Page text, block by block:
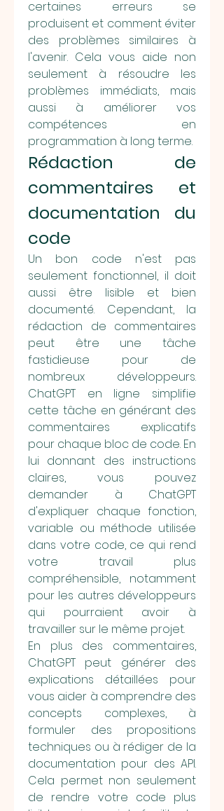
certaines erreurs se
produisent et comment éviter
des problèmes similaires à
l'avenir. Cela vous aide non
seulement à résoudre les
problèmes immédiats, mais
aussi à améliorer vos
compétences en
programmation à long terme.
Rédaction de
commentaires et
documentation du
code
Un bon code n'est pas
seulement fonctionnel, il doit
aussi être lisible et bien
documenté. Cependant, la
rédaction de commentaires
peut être une tâche
fastidieuse pour de
nombreux développeurs.
ChatGPT en ligne simplifie
cette tâche en générant des
commentaires explicatifs
pour chaque bloc de code. En
lui donnant des instructions
claires, vous pouvez
demander à ChatGPT
d'expliquer chaque fonction,
variable ou méthode utilisée
dans votre code, ce qui rend
votre travail plus
compréhensible, notamment
pour les autres développeurs
qui pourraient avoir à
travailler sur le même projet.
En plus des commentaires,
ChatGPT peut générer des
explications détaillées pour
vous aider à comprendre des
concepts complexes, à
formuler des propositions
techniques ou à rédiger de la
documentation pour des API.
Cela permet non seulement
de rendre votre code plus